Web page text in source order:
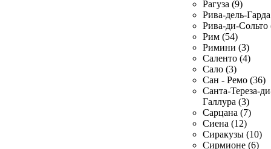
Рагуза (9)
Рива-дель-
Рива-ди-Сольто
Рим (54)
Римини (3)
Саленто (4)
Сало (3)
Сан - Ремо (36)
Санта-Тереза-
Галлура (3)
Сарцана (7)
Сиена (12)
Сиракузы (10)
Сирмионе (6)